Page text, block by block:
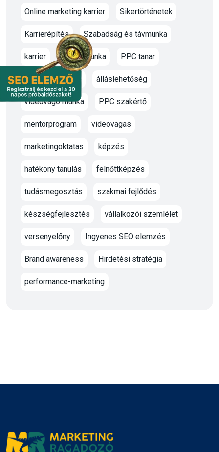
Online marketing karrier Sikertörténetek
Karrierépítés Szabadság és távmunka
karrier oktato munka PPC tanar
marketing oktató álláslehetőség
videóvágó munka PPC szakértő
mentorprogram videovagas
marketingoktatas képzés
hatékony tanulás felnőttképzés
tudásmegosztás szakmai fejlődés
készségfejlesztés vállalkozói szemlélet
versenyelőny Ingyenes SEO elemzés
Brand awareness Hirdetési stratégia
performance-marketing